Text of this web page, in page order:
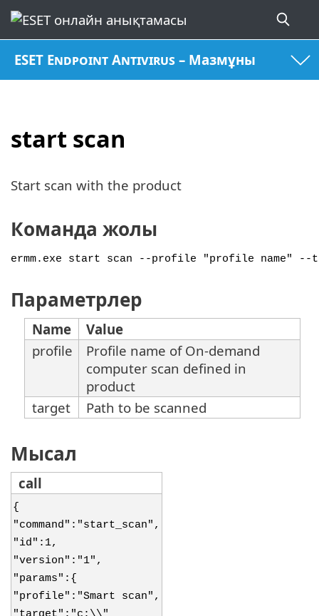
ESET Endpoint Antivirus – Мазмұны
start scan
Start scan with the product
Команда жолы
ermm.exe start scan --profile "profile name" --
Параметрлер
Name
Value
profile
Profile name of On-demand
computer scan defined in
product
target
Path to be scanned
Мысал
call
{
"command":"start_scan",
"id":1,
"version":"1",
"params":{
"profile":"Smart scan",